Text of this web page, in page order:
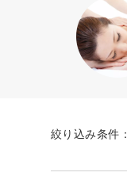
絞り込み条件：